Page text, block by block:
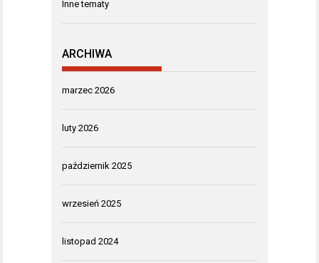
Inne tematy
ARCHIWA
marzec 2026
luty 2026
październik 2025
wrzesień 2025
listopad 2024